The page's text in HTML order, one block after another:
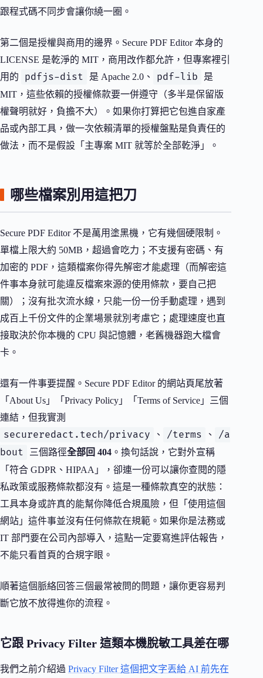
跟程式碼不同步會讓你繞一圈。
第二個是授權與商用的邊界。Secure PDF Editor 本身的
LICENSE 是乾淨的 MIT，商用改作都允許，但專案裡引
用的
pdfjs-dist 是 Apache 2.0、 pdf-lib
是
MIT，這些依賴的授權條款要一併遵守（多半是保留版
權聲明就好，負擔不大）。如果你打算把它包進自家產
品或內部工具，做一次依賴清單的授權盤點是負責任的
做法，而不是假設「主專案 MIT 就等於全部乾淨」。
哪些檔案別用這把刀
Secure PDF Editor 不是萬用塗黑機，它有幾個硬限制。
單檔上限大約 50MB，超過會吃力；不支援有密碼、有
加密的 PDF，這類檔案你得先解密才能處理（而解密這
件事本身就可能違反檔案來源的使用條款，要自己把
關）；沒有批次流水線，只能一份一份手動處理，遇到
成百上千份文件的企業場景就別考慮它；處理速度也直
接取決於你本機的 CPU 與記憶體，老舊機器跑大檔會
卡。
還有一件事要提醒。Secure PDF Editor 的網站頁尾放著
「About Us」「Privacy Policy」「Terms of Service」三個
連結，但我實測
secureredact.tech/privacy 、 /terms 、
/a
bout
三個路徑全部回 404 。換句話說，它對外宣稱
「符合 GDPR、HIPAA」，卻連一份可以讓你查閱的隱
私政策或服務條款都沒有。這是一種條款真空的狀態：
工具本身或許真的能幫你降低合規風險，但「使用這個
網站」這件事並沒有任何條款在規範。如果你是法務或
IT 部門要在公司內部導入，這點一定要寫進評估報告，
不能只看首頁的合規字眼。
順著這個脈絡回答三個最常被問的問題，讓你更容易判
斷它放不放得進你的流程。
它跟 Privacy Filter 這類本機脫敏工具差在哪
我們之前介紹過 Privacy Filter 這個把文字丟給 AI 前先在